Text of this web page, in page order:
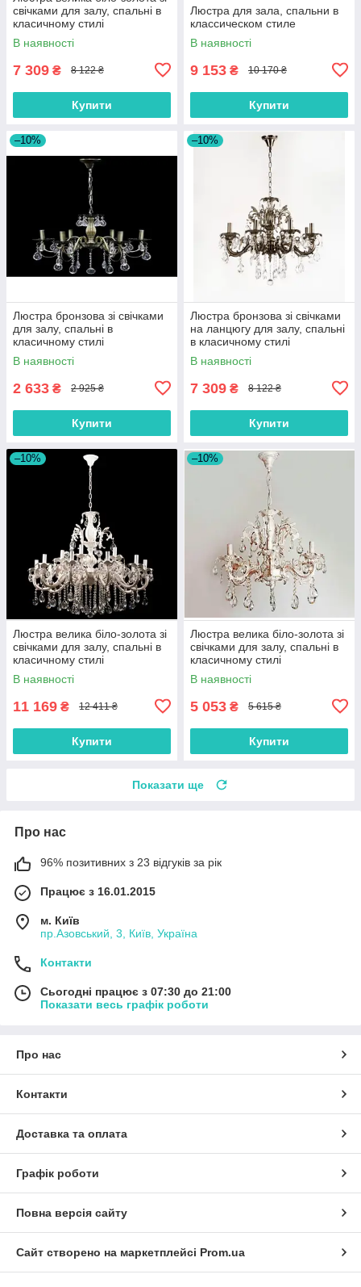
свічками для залу, спальні в
класичному стилі
В наявності
7 309 ₴ 8 122 ₴
Купити
Люстра для зала, спальни в
классическом стиле
В наявності
9 153 ₴ 10 170 ₴
Купити
–10%
Люстра бронзова зі свічками
для залу, спальні в
класичному стилі
В наявності
2 633 ₴ 2 925 ₴
Купити
–10%
Люстра бронзова зі свічками
на ланцюгу для залу, спальні
в класичному стилі
В наявності
7 309 ₴ 8 122 ₴
Купити
–10%
Люстра велика біло-золота зі
свічками для залу, спальні в
класичному стилі
В наявності
11 169 ₴ 12 411 ₴
Купити
–10%
Люстра велика біло-золота зі
свічками для залу, спальні в
класичному стилі
В наявності
5 053 ₴ 5 615 ₴
Купити
Показати ще
Про нас
96% позитивних з 23 відгуків за рік
Працює з 16.01.2015
м. Київ
пр.Азовський, 3, Київ, Україна
Контакти
Сьогодні працює з 07:30 до 21:00
Показати весь графік роботи
Про нас
Контакти
Доставка та оплата
Графік роботи
Повна версія сайту
Сайт створено на маркетплейсі Prom.ua